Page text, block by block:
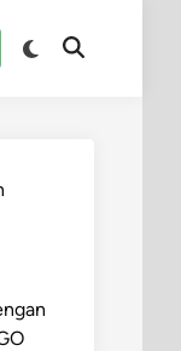
Switch
Open